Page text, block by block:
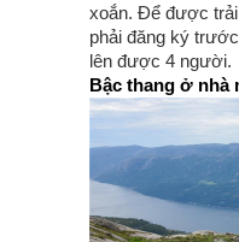
xoắn. Để được
phải đăng ký
lên được 4 người.
Bậc thang ở nhà